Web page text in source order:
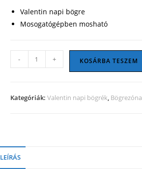
Valentin napi bögre
Mosogatógépben mosható
Valentin
napi
- + KOSÁRBA TESZEM
Kategóriák: Valentin napi bögrék, Bögrezóna
LEÍRÁS